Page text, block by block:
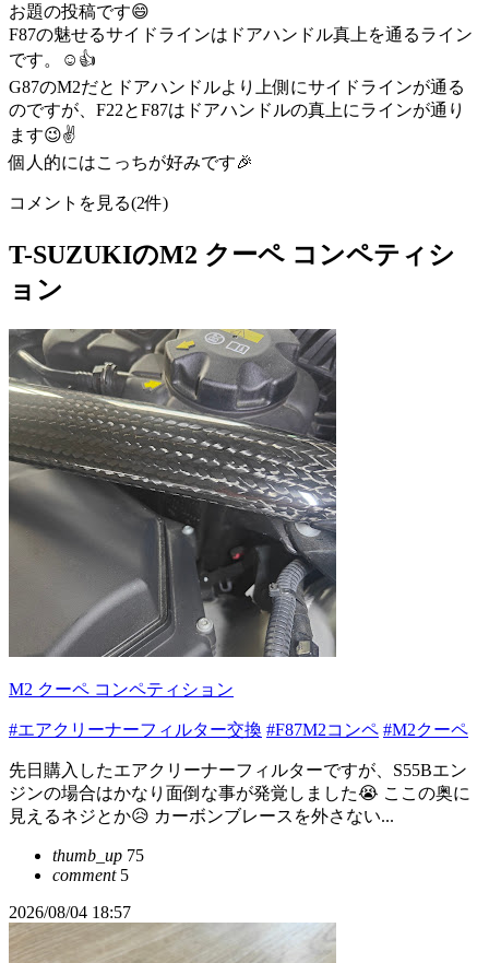
お題の投稿です😄
F87の魅せるサイドラインはドアハンドル真上を通るライン
です。☺️👍
G87のM2だとドアハンドルより上側にサイドラインが通る
のですが、F22とF87はドアハンドルの真上にラインが通り
ます😉✌️
個人的にはこっちが好みです🎉
コメントを見る(2件)
T-SUZUKIのM2 クーペ コンペティシ
ョン
M2 クーペ コンペティション
#エアクリーナーフィルター交換 #F87M2コンペ #M2クーペ
先日購入したエアクリーナーフィルターですが、S55Bエン
ジンの場合はかなり面倒な事が発覚しました😭 ここの奥に
見えるネジとか😥 カーボンブレースを外さない...
thumb_up 75
comment5
2026/08/04 18:57